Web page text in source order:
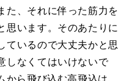
た、それに伴った筋力を
思います。そのあたりに
ているので大丈夫かと思
しなくてはいけないで
ら飛び込む高飛込は、